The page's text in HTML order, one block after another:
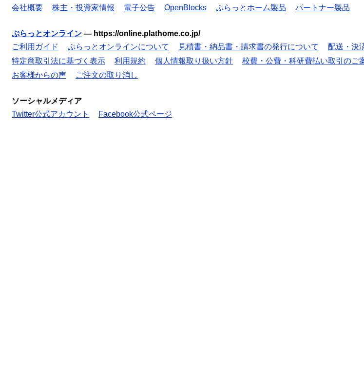
会社概要
株主・投資家情報 電子公告 OpenBlocks ぷらっとホーム製品 パートナー製品
ぷらっとオンライン — https://online.plathome.co.jp/
ご利用ガイド
ぷらっとオンラインについて 見積書・納品書・請求書の発行について 配送・決
特定商取引法に基づく表示
利用規約 個人情報取り扱い方針 校費・公費・科研費払い取引のご
お客様からの声
ご注文の取り消し
ソーシャルメディア
Twitter公式アカウント
Facebook公式ページ